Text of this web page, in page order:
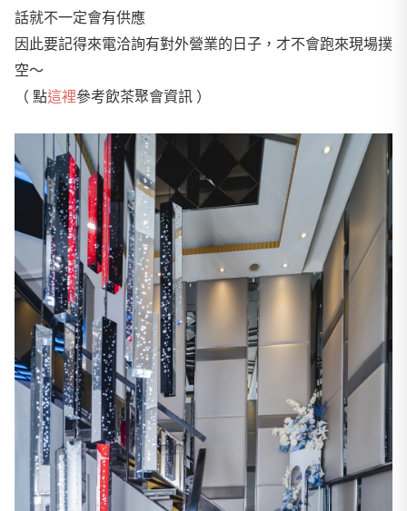
話就不一定會有供應
因此要記得來電洽詢有對外營業的日子，才不會跑來現場撲
空～
（ 點這裡參考飲茶聚會資訊 ）